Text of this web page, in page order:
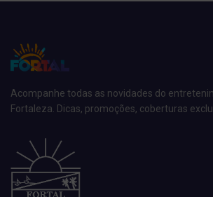
Acompanhe todas as novidades do
Fortaleza. Dicas, promoções, coberturas